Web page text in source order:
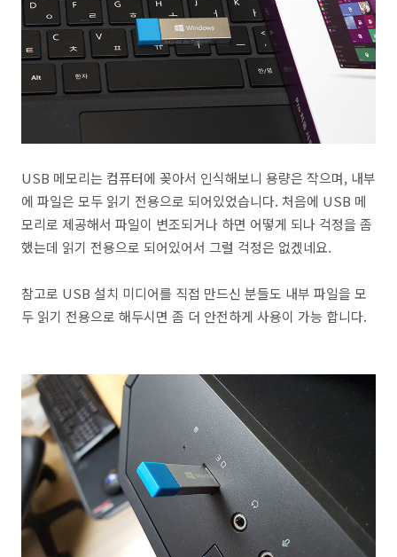
USB 메모리는 컴퓨터에 꽂아서 인식해보니 용량은 작으며, 내부
에 파일은 모두 읽기 전용으로 되어있었습니다. 처음에 USB 메
모리로 제공해서 파일이 변조되거나 하면 어떻게 되나 걱정을 좀
했는데 읽기 전용으로 되어있어서 그럴 걱정은 없겠네요.
참고로 USB 설치 미디어를 직접 만드신 분들도 내부 파일을 모
두 읽기 전용으로 해두시면 좀 더 안전하게 사용이 가능 합니다.